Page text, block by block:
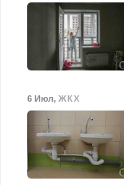
6 Июл, ЖКХ